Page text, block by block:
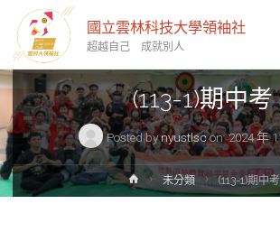
國立雲林科技大學領袖社
超越自己 成就別人
(113-1)期中考
Posted bynyustlscon 2024 年
未分類
Home未分類 (113-1)期中考